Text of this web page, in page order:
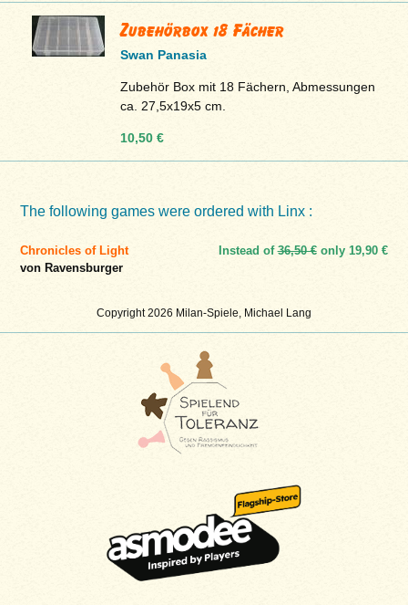
Copyright 2026 Milan-Spiele, Michael Lang
Zubehörbox 18 Fächer
Swan Panasia
Zubehör Box mit 18 Fächern, Abmessungen
ca. 27,5x19x5 cm.
10,50 €
The following games were ordered with Linx :
Chronicles of Light
von Ravensburger
Instead of36,50 €only 19,90 €